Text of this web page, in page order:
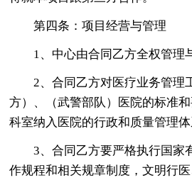
第四条：项目经营与管理
1、中心由合同乙方全权管理
2、合同乙方对医疗业务管理
方）、（武警部队）医院的标准
科室纳入医院的行政和质量管理体
3、合同乙方要严格执行国家
作规程和相关规章制度，文明行医